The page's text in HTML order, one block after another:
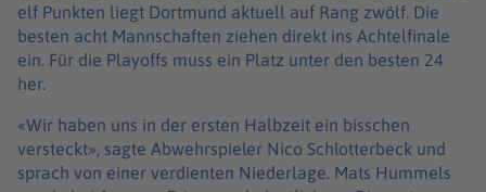
elf Punkten liegt Dortmund aktuell auf Rang zwölf. Die
besten acht Mannschaften ziehen direkt ins Achtelfinale
ein. Für die Playoffs muss ein Platz unter den besten 24
her.
«Wir haben uns in der ersten Halbzeit ein bisschen
versteckt», sagte Abwehrspieler Nico Schlotterbeck und
sprach von einer verdienten Niederlage. Mats Hummels